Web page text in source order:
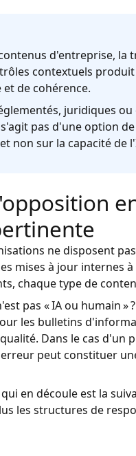
d'entreprise, la
contextuels
de cohérence.
juridiques
pas d'une option
non sur la capacité de
ne disposent
mises à jour internes
chaque type de
pas « IA ou humain »
les bulletins
Dans le cas d'un
peut constituer
en découle est la
les structures de